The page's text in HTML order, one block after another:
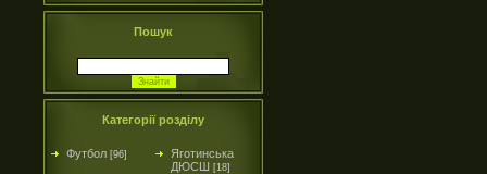
Пошук
Категорії розділу
Футбол [96]
Яготинська
ДЮСШ [18]